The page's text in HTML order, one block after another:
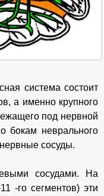
система состоит
а именно крупного
под нервной
бокам неврального
сосуды.
сосудами. На
-го сегментов) эти